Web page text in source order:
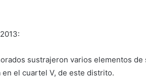
sustrajeron varios elementos
el cuartel V, de este distrito.